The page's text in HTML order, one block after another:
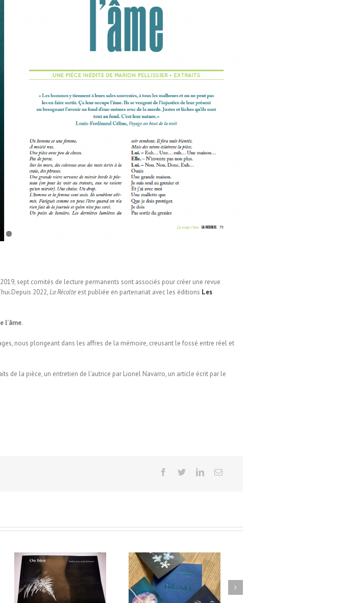
sept comités de lecture permanents sont associés pour créer une revue
2022,La Récolte est publiée en partenariat avec les éditions Les
l’âme.
nous plongeant dans les affres de la mémoire, creusant le fossé entre réel et
de la pièce, un entretien de l’autrice par Lionel Navarro, un article écrit par le
Dilecta(e) aux éditions de
Miniatures de collection / Les
éditions de l’épair